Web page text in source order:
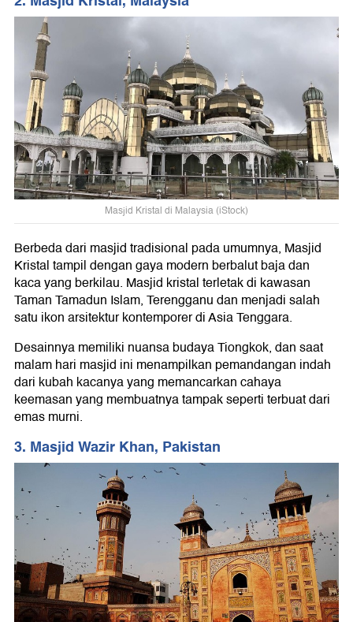
Masjid Kristal di Malaysia (iStock)
Berbeda dari masjid tradisional pada umumnya, Masjid
Kristal tampil dengan gaya modern berbalut baja dan
kaca yang berkilau. Masjid kristal terletak di kawasan
Taman Tamadun Islam, Terengganu dan menjadi salah
satu ikon arsitektur kontemporer di Asia Tenggara.
Desainnya memiliki nuansa budaya Tiongkok, dan saat
malam hari masjid ini menampilkan pemandangan indah
dari kubah kacanya yang memancarkan cahaya
keemasan yang membuatnya tampak seperti terbuat dari
emas murni.
3. Masjid Wazir Khan, Pakistan